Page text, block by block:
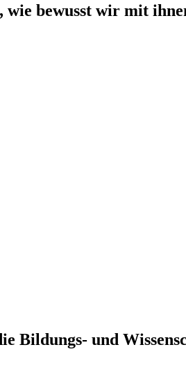
wie bewusst wir mit
Bildungs- und